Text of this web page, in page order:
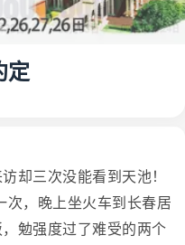
定
却三次没能看到天池！
次，晚上坐火车到长春居
勉强度过了难受的两个